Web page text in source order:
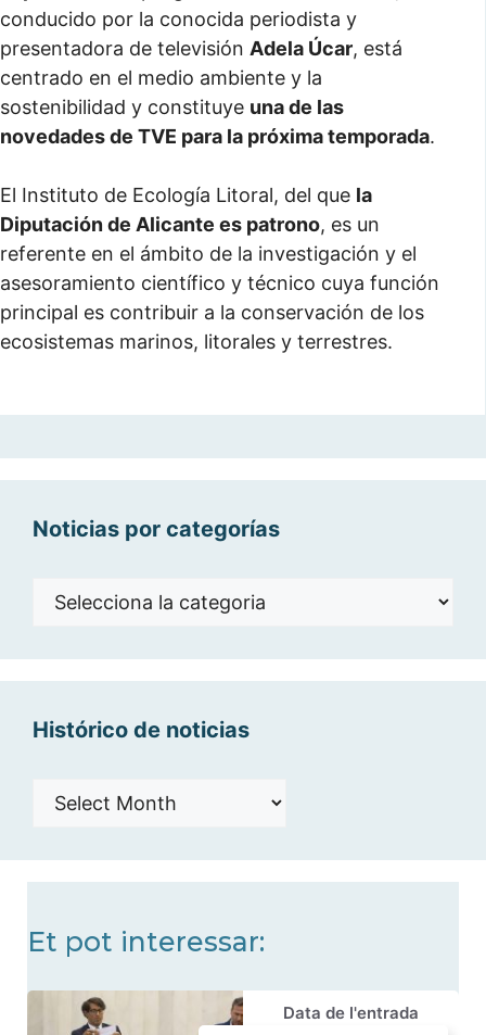
conducido por la conocida periodista y
presentadora de televisión Adela Úcar, está
centrado en el medio ambiente y la
sostenibilidad y constituye una de las
novedades de TVE para la próxima temporada.
El Instituto de Ecología Litoral, del que la
Diputación de Alicante es patrono, es un
referente en el ámbito de la investigación y el
asesoramiento científico y técnico cuya función
principal es contribuir a la conservación de los
ecosistemas marinos, litorales y terrestres.
Noticias por categorías
Noticias
Histórico de noticias
Histórico
Et pot interessar:
Data de l'entrada